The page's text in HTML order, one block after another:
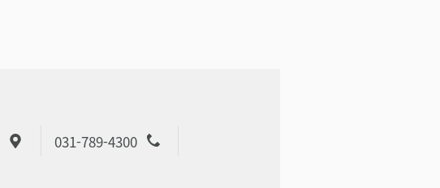
031-789-4300